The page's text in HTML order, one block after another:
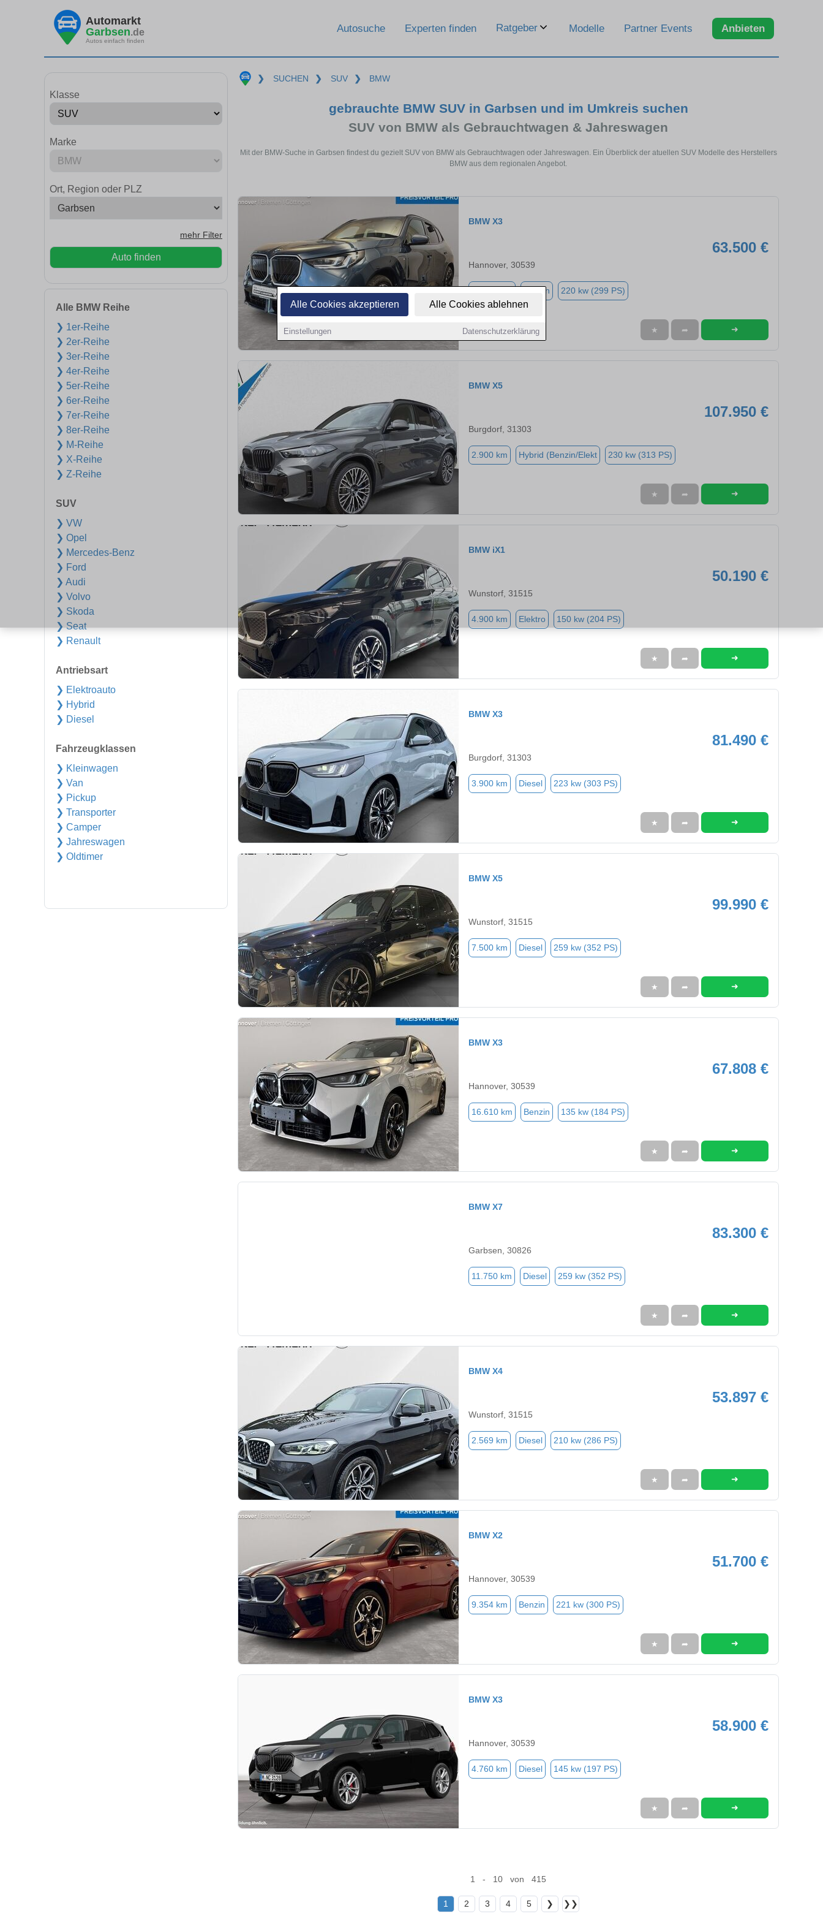
Alle Cookies akzeptieren Alle Cookies ablehnen
Einstellungen Datenschutzerklärung
Automarkt
Garbsen.de
Autos einfach finden
Autosuche Experten finden Ratgeber Modelle Partner Events Anbieten
Klasse
Marke
Ort, Region oder PLZ
mehr Filter
Auto finden
Alle BMW Reihe
❯ 1er-Reihe
❯ 2er-Reihe
❯ 3er-Reihe
❯ 4er-Reihe
❯ 5er-Reihe
❯ 6er-Reihe
❯ 7er-Reihe
❯ 8er-Reihe
❯ M-Reihe
❯ X-Reihe
❯ Z-Reihe
SUV
❯ VW
❯ Opel
❯ Mercedes-Benz
❯ Ford
❯ Audi
❯ Volvo
❯ Skoda
❯ Seat
❯ Renault
Antriebsart
❯ Elektroauto
❯ Hybrid
❯ Diesel
Fahrzeugklassen
❯ Kleinwagen
❯ Van
❯ Pickup
❯ Transporter
❯ Camper
❯ Jahreswagen
❯ Oldtimer
❯ SUCHEN ❯ SUV ❯ BMW
gebrauchte BMW SUV in Garbsen und im Umkreis suchen
SUV von BMW als Gebrauchtwagen & Jahreswagen
Mit der BMW-Suche in Garbsen findest du gezielt SUV von BMW als Gebrauchtwagen oder Jahreswagen. Ein Überblick der atuellen SUV Modelle des Herstellers
BMW aus dem regionalen Angebot.
BMW X3
63.500 €
Hannover, 30539
Benzin 220 kw (299 PS)
★ ➦ ➜
BMW X5
107.950 €
Burgdorf, 31303
2.900 km Hybrid (Benzin/Elekt 230 kw (313 PS)
★ ➦ ➜
BMW iX1
50.190 €
Wunstorf, 31515
4.900 km Elektro 150 kw (204 PS)
★ ➦ ➜
BMW X3
81.490 €
Burgdorf, 31303
3.900 km Diesel 223 kw (303 PS)
★ ➦ ➜
BMW X5
99.990 €
Wunstorf, 31515
7.500 km Diesel 259 kw (352 PS)
★ ➦ ➜
BMW X3
67.808 €
Hannover, 30539
16.610 km Benzin 135 kw (184 PS)
★ ➦ ➜
BMW X7
83.300 €
Garbsen, 30826
11.750 km Diesel 259 kw (352 PS)
★ ➦ ➜
BMW X4
53.897 €
Wunstorf, 31515
2.569 km Diesel 210 kw (286 PS)
★ ➦ ➜
BMW X2
51.700 €
Hannover, 30539
9.354 km Benzin 221 kw (300 PS)
★ ➦ ➜
BMW X3
58.900 €
Hannover, 30539
4.760 km Diesel 145 kw (197 PS)
★ ➦ ➜
1 - 10 von 415
1 2 3 4 5 ❯ ❯❯